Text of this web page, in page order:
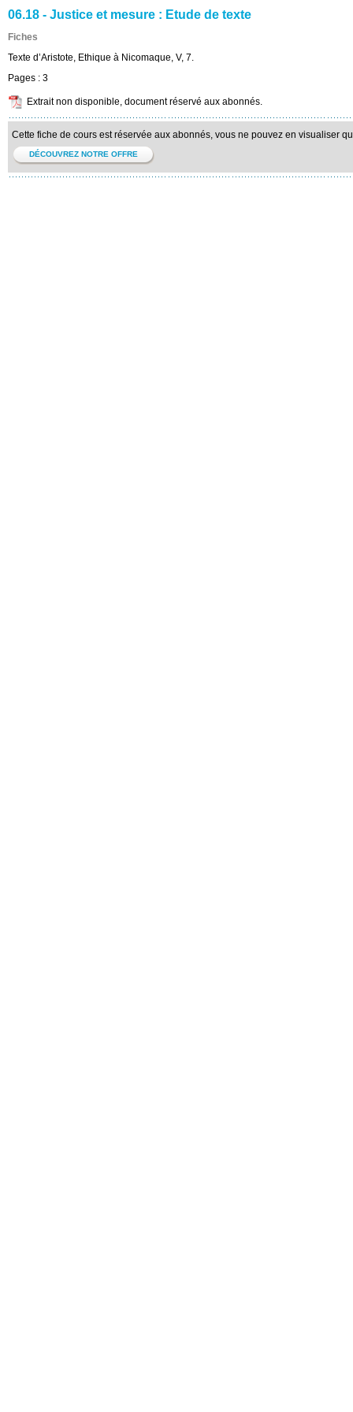
06.18 - Justice et mesure : Etude de texte
Fiches
Texte d’Aristote, Ethique à Nicomaque, V, 7.
Pages : 3
Extrait non disponible, document réservé aux abonnés.
Cette fiche de cours est réservée aux abonnés, vous ne pouvez en visualiser
DÉCOUVREZ NOTRE OFFRE